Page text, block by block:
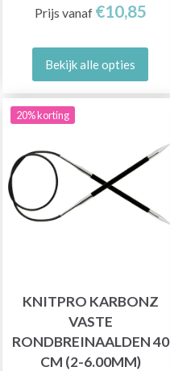
Prijs vanaf €10,85
Bekijk alle opties
20% korting
KNITPRO KARBONZ
VASTE
RONDBREINAALDEN 40
CM (2-6.00MM)